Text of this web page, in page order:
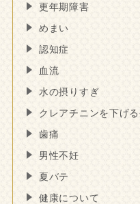
更年期障害
めまい
認知症
血流
水の摂りすぎ
クレアチニンを下げ
歯痛
男性不妊
夏バテ
健康について